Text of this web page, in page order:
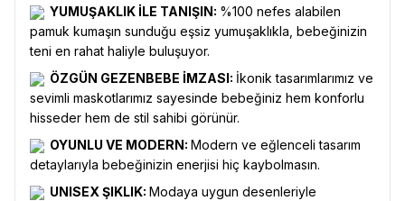
YUMUŞAKLIK İLE TANIŞIN: %100 nefes alabilen
pamuk kumaşın sunduğu eşsiz yumuşaklıkla, bebeğinizin
teni en rahat haliyle buluşuyor.
ÖZGÜN GEZENBEBE İMZASI: İkonik tasarımlarımız ve
sevimli maskotlarımız sayesinde bebeğiniz hem konforlu
hisseder hem de stil sahibi görünür.
OYUNLU VE MODERN: Modern ve eğlenceli tasarım
detaylarıyla bebeğinizin enerjisi hiç kaybolmasın.
UNISEX ŞIKLIK: Modaya uygun desenleriyle